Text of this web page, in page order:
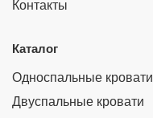
Контакты
Каталог
Односпальные кровати
Двуспальные кровати